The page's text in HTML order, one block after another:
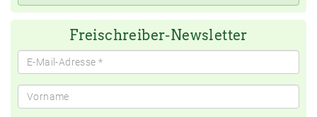
Freischreiber-Newsletter